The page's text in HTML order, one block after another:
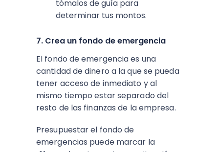
tómalos de guía para
determinar tus montos.
7. Crea un fondo de emergencia
El fondo de emergencia es una
cantidad de dinero a la que se pueda
tener acceso de inmediato y al
mismo tiempo estar separado del
resto de las finanzas de la empresa.
Presupuestar el fondo de
emergencias puede marcar la